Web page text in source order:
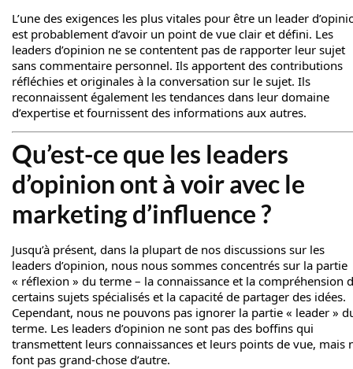
L’une des exigences les plus vitales pour être un leader
est probablement d’avoir un point de vue clair et défini. Les
leaders d’opinion ne se contentent pas de rapporter leur sujet
sans commentaire personnel. Ils apportent des contributions
réfléchies et originales à la conversation sur le sujet. Ils
reconnaissent également les tendances dans leur domaine
d’expertise et fournissent des informations aux autres.
Qu’est-ce que les leaders
d’opinion ont à voir avec le
marketing d’influence ?
Jusqu’à présent, dans la plupart de nos discussions sur les
leaders d’opinion, nous nous sommes concentrés sur la partie
« réflexion » du terme – la connaissance et la compréhension
certains sujets spécialisés et la capacité de partager des idées.
Cependant, nous ne pouvons pas ignorer la partie « leader »
terme. Les leaders d’opinion ne sont pas des boffins qui
transmettent leurs connaissances et leurs points de vue, mais
font pas grand-chose d’autre.